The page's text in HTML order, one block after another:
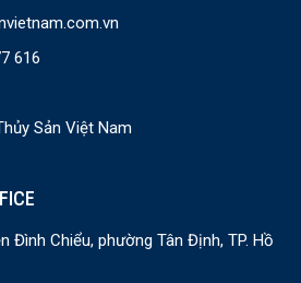
616
Sản Việt Nam
Đình Chiểu, phường Tân Định, TP. Hồ